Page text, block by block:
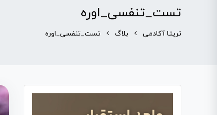
تست_تنفسی_اوره
تریتا آکادمی بلاگ تست_تنفسی_اوره